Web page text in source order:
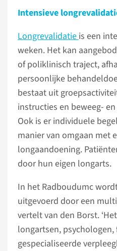
Intensieve
Longrevalidatieis een
weken. Het kan
of poliklinisch traject,
persoonlijke
bestaat uit
instructies en beweeg-
Ook is er individuele
manier van omgaan met
longaandoening.
door hun eigen longarts.
In het Radboudumc
uitgevoerd door een
vertelt van den Borst.
longartsen,
gespecialiseerde